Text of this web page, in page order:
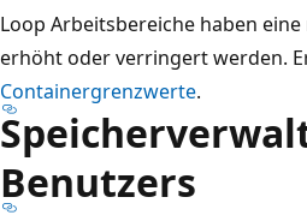
Loop Arbeitsbereiche haben
erhöht oder verringert werden.
Containergrenzwerte.
Benutzers